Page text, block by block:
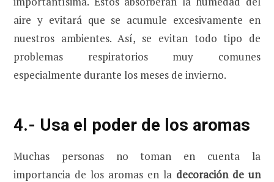
aire y evitará que se acumule excesivamente en
nuestros ambientes. Así, se evitan todo tipo de
problemas respiratorios muy comunes
especialmente durante los meses de invierno.
4.- Usa el poder de los aromas
Muchas personas no toman en cuenta la
importancia de los aromas en la decoración de un